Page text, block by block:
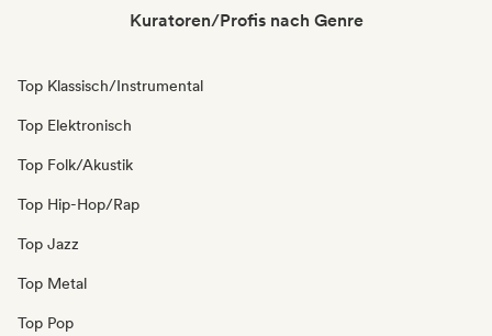
Kuratoren/Profis nach Genre
Top Klassisch/Instrumental
Top Elektronisch
Top Folk/Akustik
Top Hip-Hop/Rap
Top Jazz
Top Metal
Top Pop